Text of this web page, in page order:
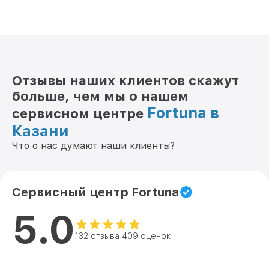
Отзывы наших клиентов скажут
больше, чем мы о нашем
сервисном центре Fortuna в
Казани
Что о нас думают наши клиенты?
Сервисный центр Fortuna
5.0 132 отзыва 409 оценок